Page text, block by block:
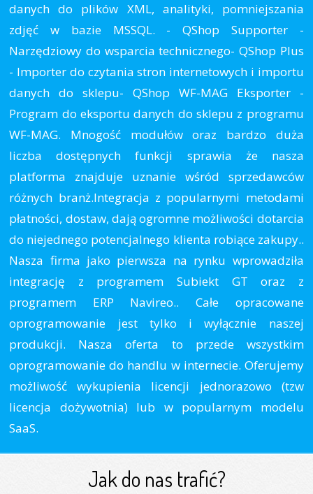
danych do plików XML, analityki, pomniejszania
zdjęć w bazie MSSQL. - QShop Supporter -
Narzędziowy do wsparcia technicznego- QShop Plus
- Importer do czytania stron internetowych i importu
danych do sklepu- QShop WF-MAG Eksporter -
Program do eksportu danych do sklepu z programu
WF-MAG. Mnogość modułów oraz bardzo duża
liczba dostępnych funkcji sprawia że nasza
platforma znajduje uznanie wśród sprzedawców
różnych branż.Integracja z popularnymi metodami
płatności, dostaw, dają ogromne możliwości dotarcia
do niejednego potencjalnego klienta robiące zakupy..
Nasza firma jako pierwsza na rynku wprowadziła
integrację z programem Subiekt GT oraz z
programem ERP Navireo.. Całe opracowane
oprogramowanie jest tylko i wyłącznie naszej
produkcji. Nasza oferta to przede wszystkim
oprogramowanie do handlu w internecie. Oferujemy
możliwość wykupienia licencji jednorazowo (tzw
licencja dożywotnia) lub w popularnym modelu
SaaS.
Jak do nas trafić?